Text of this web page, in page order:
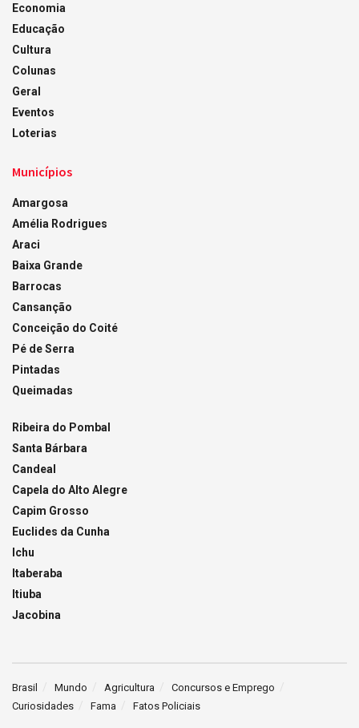
Economia
Educação
Cultura
Colunas
Geral
Eventos
Loterias
Municípios
Amargosa
Amélia Rodrigues
Araci
Baixa Grande
Barrocas
Cansanção
Conceição do Coité
Pé de Serra
Pintadas
Queimadas
Ribeira do Pombal
Santa Bárbara
Candeal
Capela do Alto Alegre
Capim Grosso
Euclides da Cunha
Ichu
Itaberaba
Itiuba
Jacobina
Brasil Mundo Agricultura
Concursos e Emprego
Curiosidades
Fama Fatos Policiais